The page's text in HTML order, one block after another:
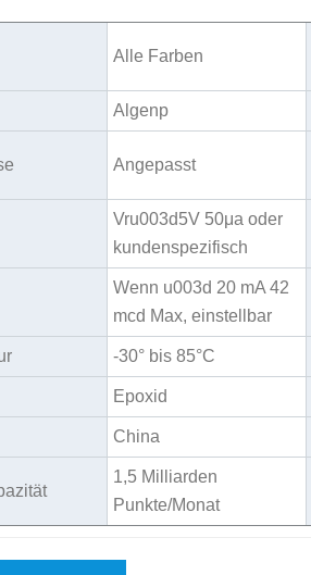
Alle Farben
Algenp
Angepasst
Vru003d5V 50μa oder
kundenspezifisch
Wenn u003d 20 mA 42
mcd Max, einstellbar
-30° bis 85°C
Epoxid
China
1,5 Milliarden
Punkte/Monat